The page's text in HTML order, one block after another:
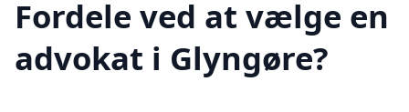
Fordele ved at vælge en
advokat i Glyngøre?